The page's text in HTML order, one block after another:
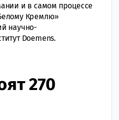
и в самом процессе
Кремлю»
научно-
Doemens.
270